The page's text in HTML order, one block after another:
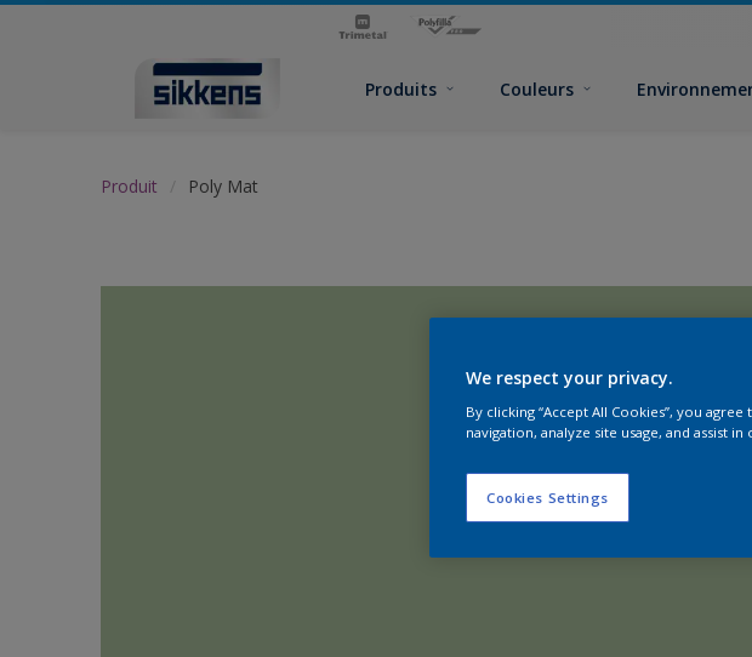
Produits Couleurs
Produit Poly Mat
We respect your privacy.
By clicking “Accept All Cookies”, you
navigation, analyze site usage, and assist
Cookies Settings